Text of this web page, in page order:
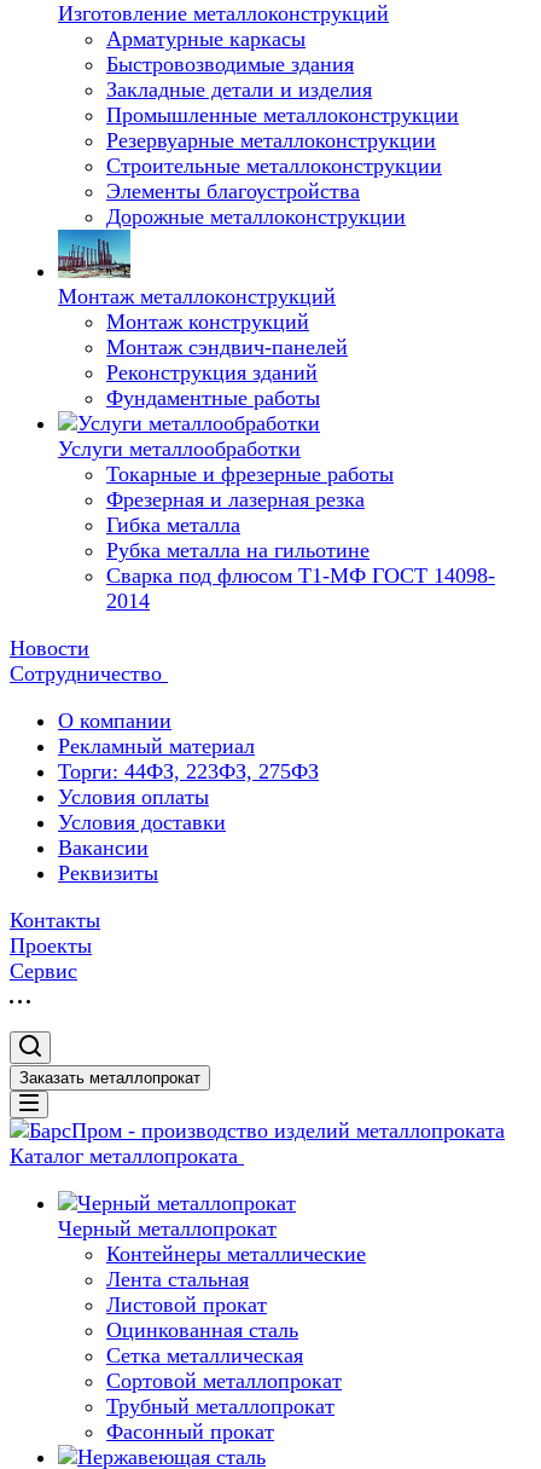
Изготовление металлоконструкций
Арматурные каркасы
Быстровозводимые здания
Закладные детали и изделия
Промышленные металлоконструкции
Резервуарные металлоконструкции
Строительные металлоконструкции
Элементы благоустройства
Дорожные металлоконструкции
Монтаж металлоконструкций
Монтаж конструкций
Монтаж сэндвич-панелей
Реконструкция зданий
Фундаментные работы
Услуги металлообработки
Токарные и фрезерные работы
Фрезерная и лазерная резка
Гибка металла
Рубка металла на гильотине
Сварка под флюсом Т1-МФ ГОСТ 14098-
2014
Новости
Сотрудничество
О компании
Рекламный материал
Торги: 44ФЗ, 223ФЗ, 275ФЗ
Условия оплаты
Условия доставки
Вакансии
Реквизиты
Контакты
Проекты
Сервис
Заказать металлопрокат
Каталог металлопроката
Черный металлопрокат
Контейнеры металлические
Лента стальная
Листовой прокат
Оцинкованная сталь
Сетка металлическая
Сортовой металлопрокат
Трубный металлопрокат
Фасонный прокат